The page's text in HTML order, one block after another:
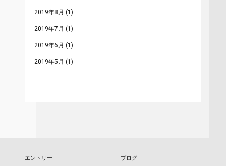
2019年8月 (1)
2019年7月 (1)
2019年6月 (1)
2019年5月 (1)
エントリー ブログ